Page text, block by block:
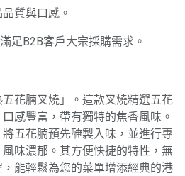
質與口感。
足B2B客戶大宗採購需求。
花腩叉燒」。這款叉燒精選五花
感豐富，帶有獨特的焦香風味。
五花腩預先醃製入味，並進行專
味濃郁。其方便快捷的特性，無
能輕鬆為您的菜單增添經典的港